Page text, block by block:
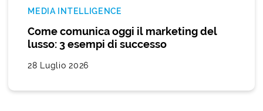
MEDIA INTELLIGENCE
Come comunica oggi il marketing del
lusso: 3 esempi di successo
28 Luglio 2026